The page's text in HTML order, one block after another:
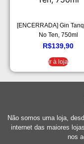
[ENCERRADA] Gin
No Ten, 750ml
R$139,90
Ir à loja
Não somos uma loja,
internet das maiores
nos